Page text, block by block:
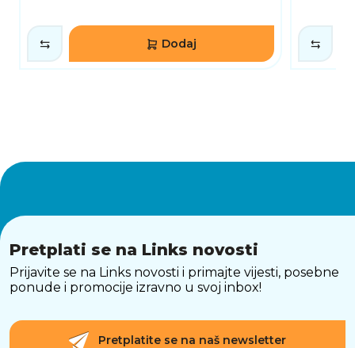
Dodaj
Pretplati se na Links novosti
Prijavite se na Links novosti i primajte vijesti, posebne
ponude i promocije izravno u svoj inbox!
Pretplatite se na naš newsletter